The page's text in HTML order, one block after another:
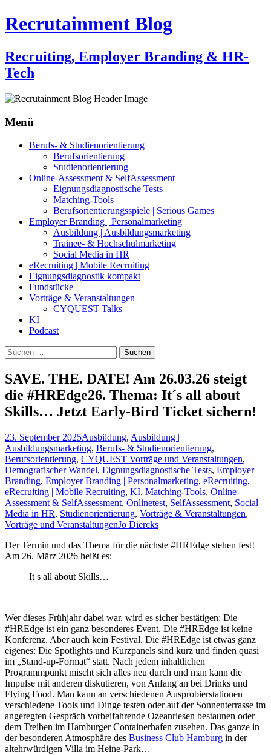
Recrutainment Blog
Recruiting, Employer Branding & HR-
Tech
Menü
Zum
Berufs- & Studienorientierung
Berufsorientierung
Studienorientierung
Online-Assessment & SelfAssessment
Eignungsdiagnostische Tests
Matching-Tools
Berufsorientierungsspiele | Serious Games
Employer Branding | Personalmarketing
Ausbildung | Ausbildungsmarketing
Trainee- & Hochschulmarketing
Social Media in HR
eRecruiting | Mobile Recruiting
Eignungsdiagnostik kompakt
Fundstücke
Vorträge & Veranstaltungen
CYQUEST Talks
KI
Podcast
Suchen
nach:
SAVE. THE. DATE! Am 26.03.26 steigt
die #HREdge26. Thema: It´s all about
Skills… Jetzt Early-Bird Ticket sichern!
23. September 2025Ausbildung, Ausbildung |
Ausbildungsmarketing, Berufs- & Studienorientierung,
Berufsorientierung, CYQUEST Vorträge und Veranstaltungen,
Demografischer Wandel, Eignungsdiagnostische Tests, Employer
Branding, Employer Branding | Personalmarketing, eRecruiting,
eRecruiting | Mobile Recruiting, KI, Matching-Tools, Online-
Assessment & SelfAssessment, Onlinetest, SelfAssessment, Social
Media in HR, Studienorientierung, Vorträge & Veranstaltungen,
Vorträge und VeranstaltungenJo Diercks
Der Termin und das Thema für die nächste #HREdge stehen fest!
Am 26. März 2026 heißt es:
It s all about Skills…
Wer dieses Frühjahr dabei war, wird es sicher bestätigen: Die
#HREdge ist ein ganz besonderes Event. Die #HREdge ist keine
Konferenz. Aber auch kein Festival. Die #HREdge ist etwas ganz
eigenes: Die Spotlights und Kurzpanels sind kurz und finden quasi
im „Stand-up-Format“ statt. Nach jedem inhaltlichen
Programmpunkt mischt sich alles neu durch und man kann die
Impulse mit anderen diskutieren, von Anfang an bei Drinks und
Flying Food. Man kann an verschiedenen Ausprobierstationen
verschiedene Tools und Dinge testen oder auf der Sonnenterrasse im
angeregten Gespräch vorbeifahrende Ozeanriesen bestaunen oder
dem Treiben im Hamburger Containerhafen zusehen. Das ganze in
der besonderen Atmosphäre des Business Club Hamburg in der
altehrwürdigen Villa im Heine-Park…